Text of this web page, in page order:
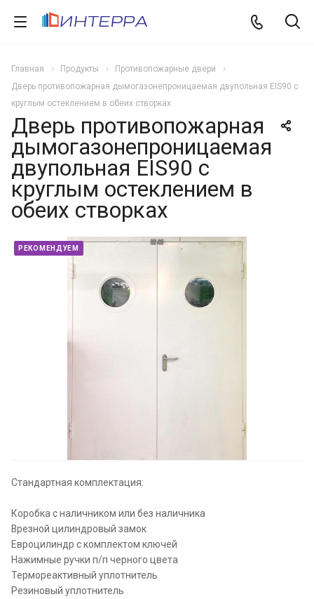
Главная Продукты
Противопожарные двери
Дверь противопожарная дымогазонепроницаемая двупольная EIS90 с
круглым остеклением в обеих створках
Дверь противопожарная
дымогазонепроницаемая
двупольная EIS90 с
круглым остеклением в
обеих створках
РЕКОМЕНДУЕМ
Стандартная комплектация:
Коробка с наличником или без наличника
Врезной цилиндровый замок
Евроцилиндр с комплектом ключей
Нажимные ручки п/п черного цвета
Термореактивный уплотнитель
Резиновый уплотнитель